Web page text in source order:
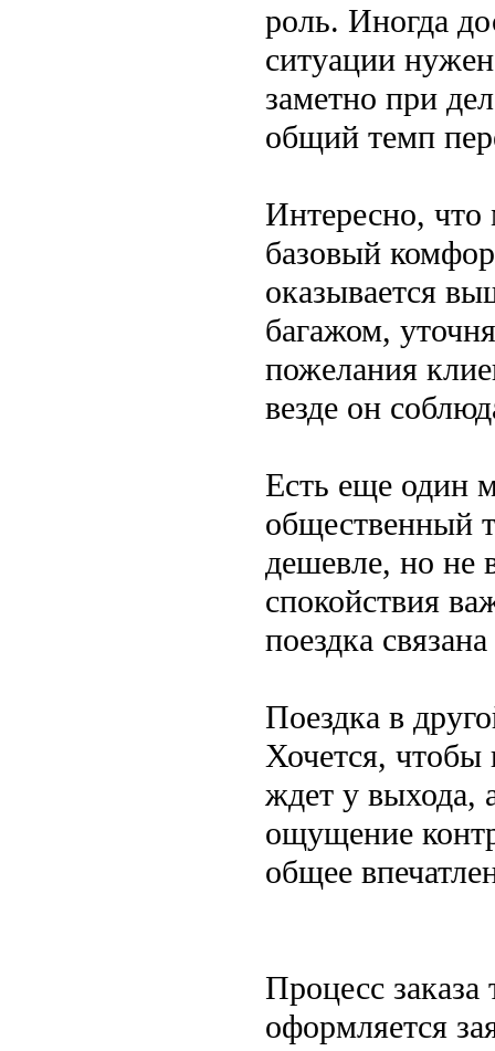
роль. Иногда
ситуации
заметно при
общий темп
Интересно, что
базовый
оказывается
багажом,
пожелания
везде он
Есть еще один
общественный
дешевле, но не
спокойствия
поездка
Поездка в
Хочется, чтобы
ждет у выхода,
ощущение
общее
Процесс
оформляется